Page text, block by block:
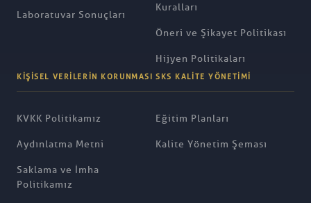
Laboratuvar Sonuçları
Kuralları
Öneri ve Şikayet Politikası
Hijyen Politikaları
KIŞISEL VERILERIN KORUNMASI
KVKK Politikamız
Aydınlatma Metni
Saklama ve İmha
Politikamız
SKS KALITE YÖNETIMI
Eğitim Planları
Kalite Yönetim Şeması